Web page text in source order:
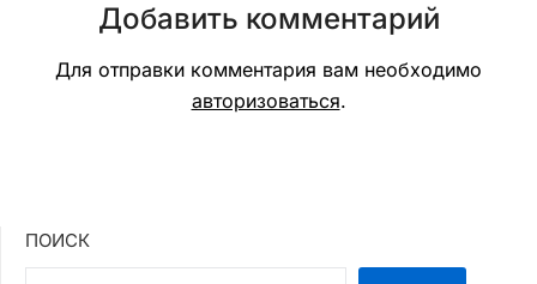
Добавить комментарий
Для отправки комментария вам необходимо
авторизоваться.
ПОИСК